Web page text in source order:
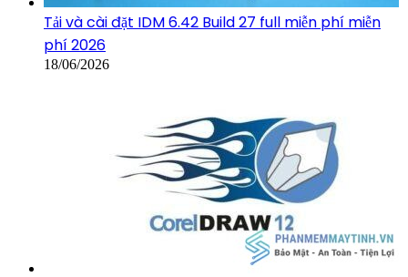
Tải và cài đặt IDM 6.42 Build 27 full miễn phí miễn
phí 2026
18/06/2026